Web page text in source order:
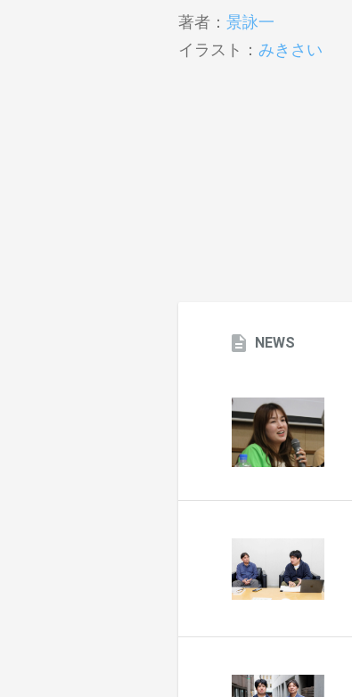
著者： 景詠一
イラスト： みきさい
NEWS